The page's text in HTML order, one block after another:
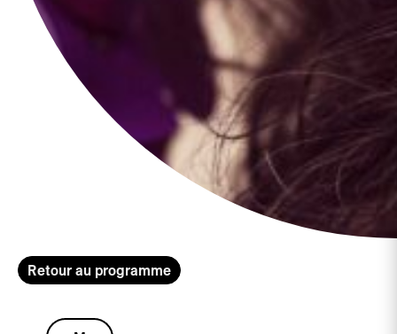
Retour au programme